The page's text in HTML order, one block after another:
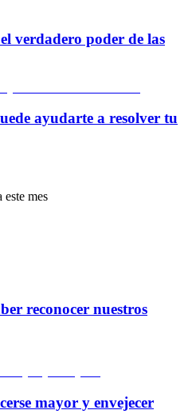
verdadero poder de las
ayudarte a resolver tu
este mes
reconocer nuestros
mayor y envejecer